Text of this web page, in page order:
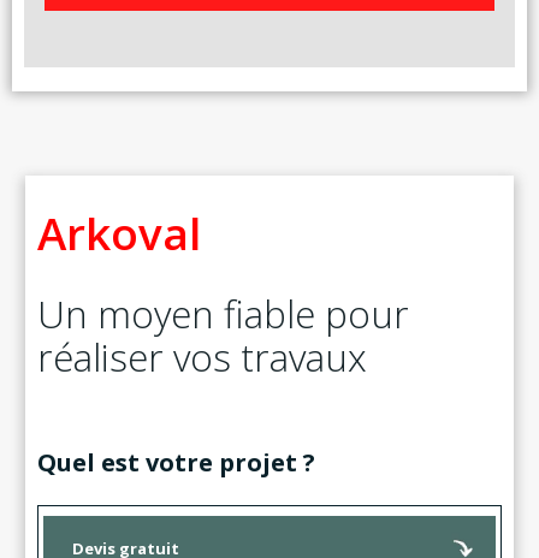
Arkoval
Un moyen fiable pour
réaliser vos travaux
Quel est votre projet ?
Devis gratuit